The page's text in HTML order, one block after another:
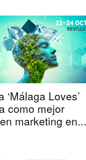
‘Málaga Loves’
como mejor
marketing en...